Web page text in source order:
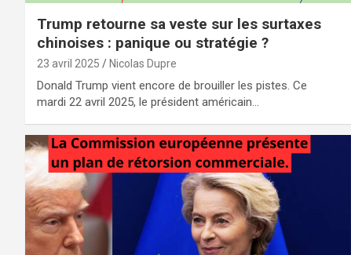
Trump retourne sa veste sur les surtaxes
chinoises : panique ou stratégie ?
23 avril 2025 Nicolas Dupre
Donald Trump vient encore de brouiller les pistes. Ce
mardi 22 avril 2025, le président américain…